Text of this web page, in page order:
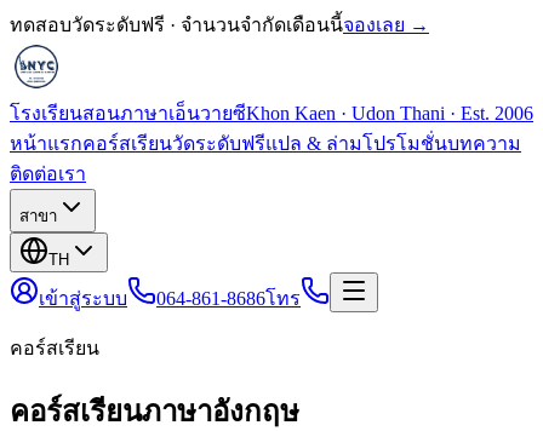
ทดสอบวัดระดับฟรี · จำนวนจำกัดเดือนนี้จองเลย →
โรงเรียนสอนภาษาเอ็นวายซีKhon Kaen · Udon Thani · Est. 2006
หน้าแรกคอร์สเรียนวัดระดับฟรีแปล & ล่ามโปรโมชั่นบทความ
ติดต่อเรา
สาขา
TH
เข้าสู่ระบบ 064-861-8686โทร
คอร์สเรียน
คอร์สเรียนภาษาอังกฤษ